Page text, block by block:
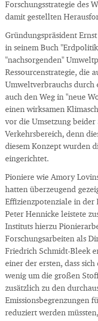
Forschungsstrategie des
damit gestellten
Gründungspräsident
in seinem Buch
"nachsorgenden"
Ressourcenstrategie, die
Umweltverbrauchs durch
auch den Weg in "neue
einen wirksamen
vor die Umsetzung
Verkehrsbereich, denn
diesem Konzept wurden
eingerichtet.
Pioniere wie Amory
hatten überzeugend
Effizienzpotenziale in der
Peter Hennicke leistete
Instituts hierzu
Forschungsarbeiten als
Friedrich Schmidt-Bleek
einer der ersten, dass
wenig um die großen
zusätzlich zu den
Emissionsbegrenzungen
reduziert werden